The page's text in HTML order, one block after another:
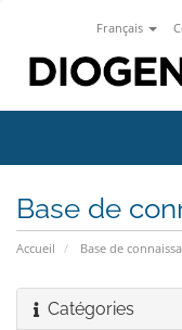
Français
Base de
Accueil Base de
Catégories